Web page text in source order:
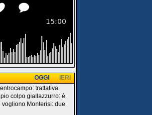
IERI
OGGI
trattativa
colpo giallazzurro: è
Monterisi: due